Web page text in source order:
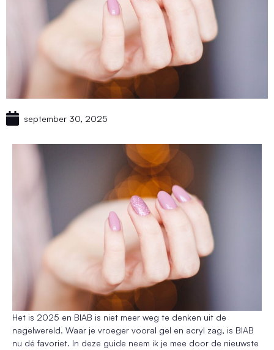
september 30, 2025
Het is 2025 en BIAB is niet meer weg te denken uit de
nagelwereld. Waar je vroeger vooral gel en acryl zag, is BIAB
nu dé favoriet. In deze guide neem ik je mee door de nieuwste